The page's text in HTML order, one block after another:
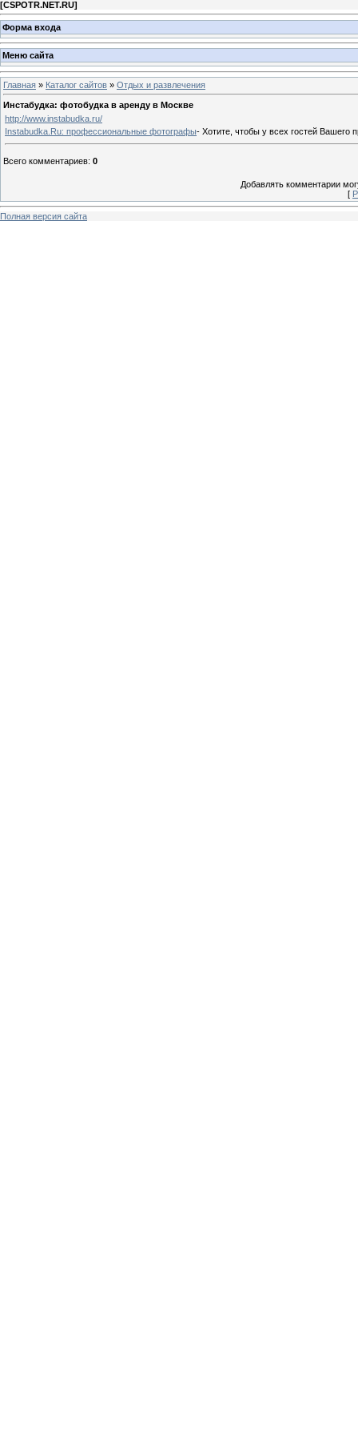
[CSPOTR.NET.RU]
Форма входа
Меню сайта
Главная » Каталог сайтов » Отдых и развлечения
Инстабудка: фотобудка в аренду в Москве
http://www.instabudka.ru/
Instabudka.Ru: профессиональные фотографы- Хотите, чтобы у всех гостей Вашего
Всего комментариев: 0
Добавлять комментарии
[
Полная версия сайта